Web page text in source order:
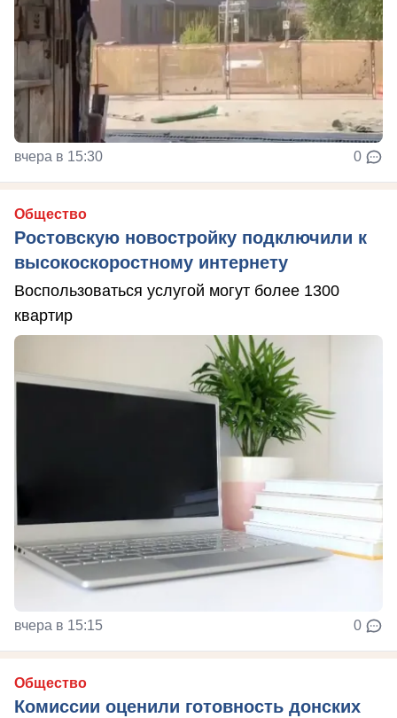
вчера в 15:30 0
Общество
Ростовскую новостройку подключили к
высокоскоростному интернету
Воспользоваться услугой могут более 1300
квартир
вчера в 15:15 0
Общество
Комиссии оценили готовность донских